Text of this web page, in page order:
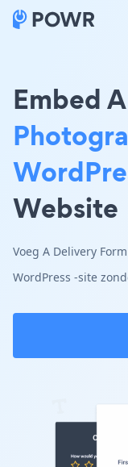
Embed
Website
Voeg A Delivery
WordPress -site